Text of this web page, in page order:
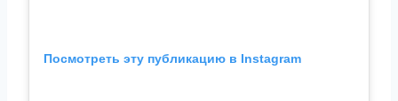
Посмотреть эту публикацию в Instagram